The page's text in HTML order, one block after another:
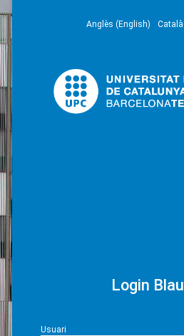
Anglès (English) Català
Login Blau
Usuari